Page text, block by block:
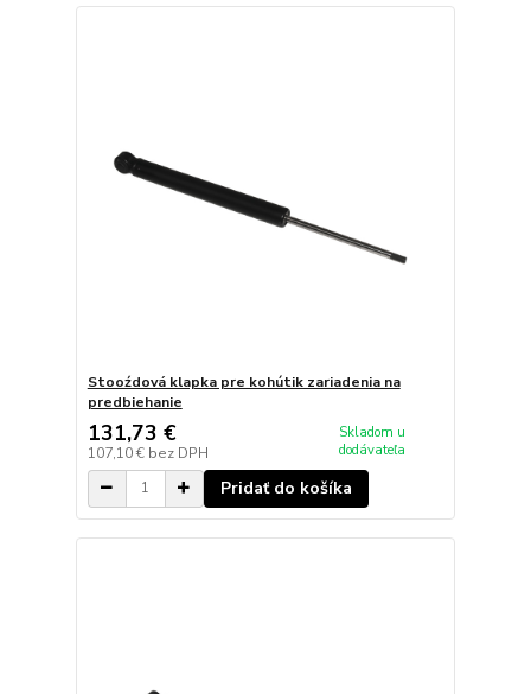
Stooźdová klapka pre kohútik zariadenia na
predbiehanie
131,73 €
107,10 € bez DPH
Skladom u
dodávateľa
Pridať do košíka